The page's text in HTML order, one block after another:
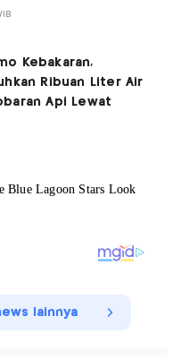
Kebakaran,
Ribuan Liter Air
Api Lewat
lainnya